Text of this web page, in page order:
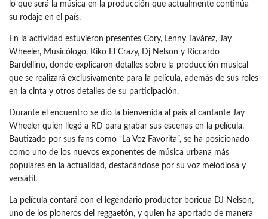
lo que será la música en la producción que actualmente continúa
su rodaje en el país.
En la actividad estuvieron presentes Cory, Lenny Tavárez, Jay
Wheeler, Musicólogo, Kiko El Crazy, Dj Nelson y Riccardo
Bardellino, donde explicaron detalles sobre la producción musical
que se realizará exclusivamente para la película, además de sus roles
en la cinta y otros detalles de su participación.
Durante el encuentro se dio la bienvenida al país al cantante Jay
Wheeler quien llegó a RD para grabar sus escenas en la película.
Bautizado por sus fans como “La Voz Favorita”, se ha posicionado
como uno de los nuevos exponentes de música urbana más
populares en la actualidad, destacándose por su voz melodiosa y
versátil.
La película contará con el legendario productor boricua DJ Nelson,
uno de los pioneros del reggaetón, y quien ha aportado de manera